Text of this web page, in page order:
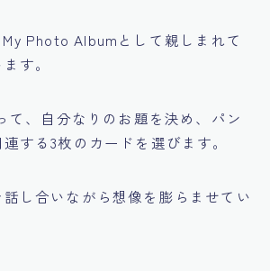
My Photo Albumとして親しまれて
す。
て、自分なりのお題を決め、パン
する3枚のカードを選びます。
し合いながら想像を膨らませてい